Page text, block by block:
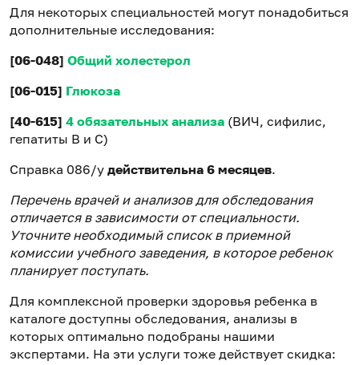
Для некоторых специальностей могут понадобиться
дополнительные исследования:
[06-048] Общий холестерол
[06-015] Глюкоза
[40-615] 4 обязательных анализа (ВИЧ, сифилис,
гепатиты B и C)
Справка 086/у действительна 6 месяцев.
Перечень врачей и анализов для обследования
отличается в зависимости от специальности.
Уточните необходимый список в приемной
комиссии учебного заведения, в которое ребенок
планирует поступать.
Для комплексной проверки здоровья ребенка в
каталоге доступны обследования, анализы в
которых оптимально подобраны нашими
экспертами. На эти услуги тоже действует скидка: